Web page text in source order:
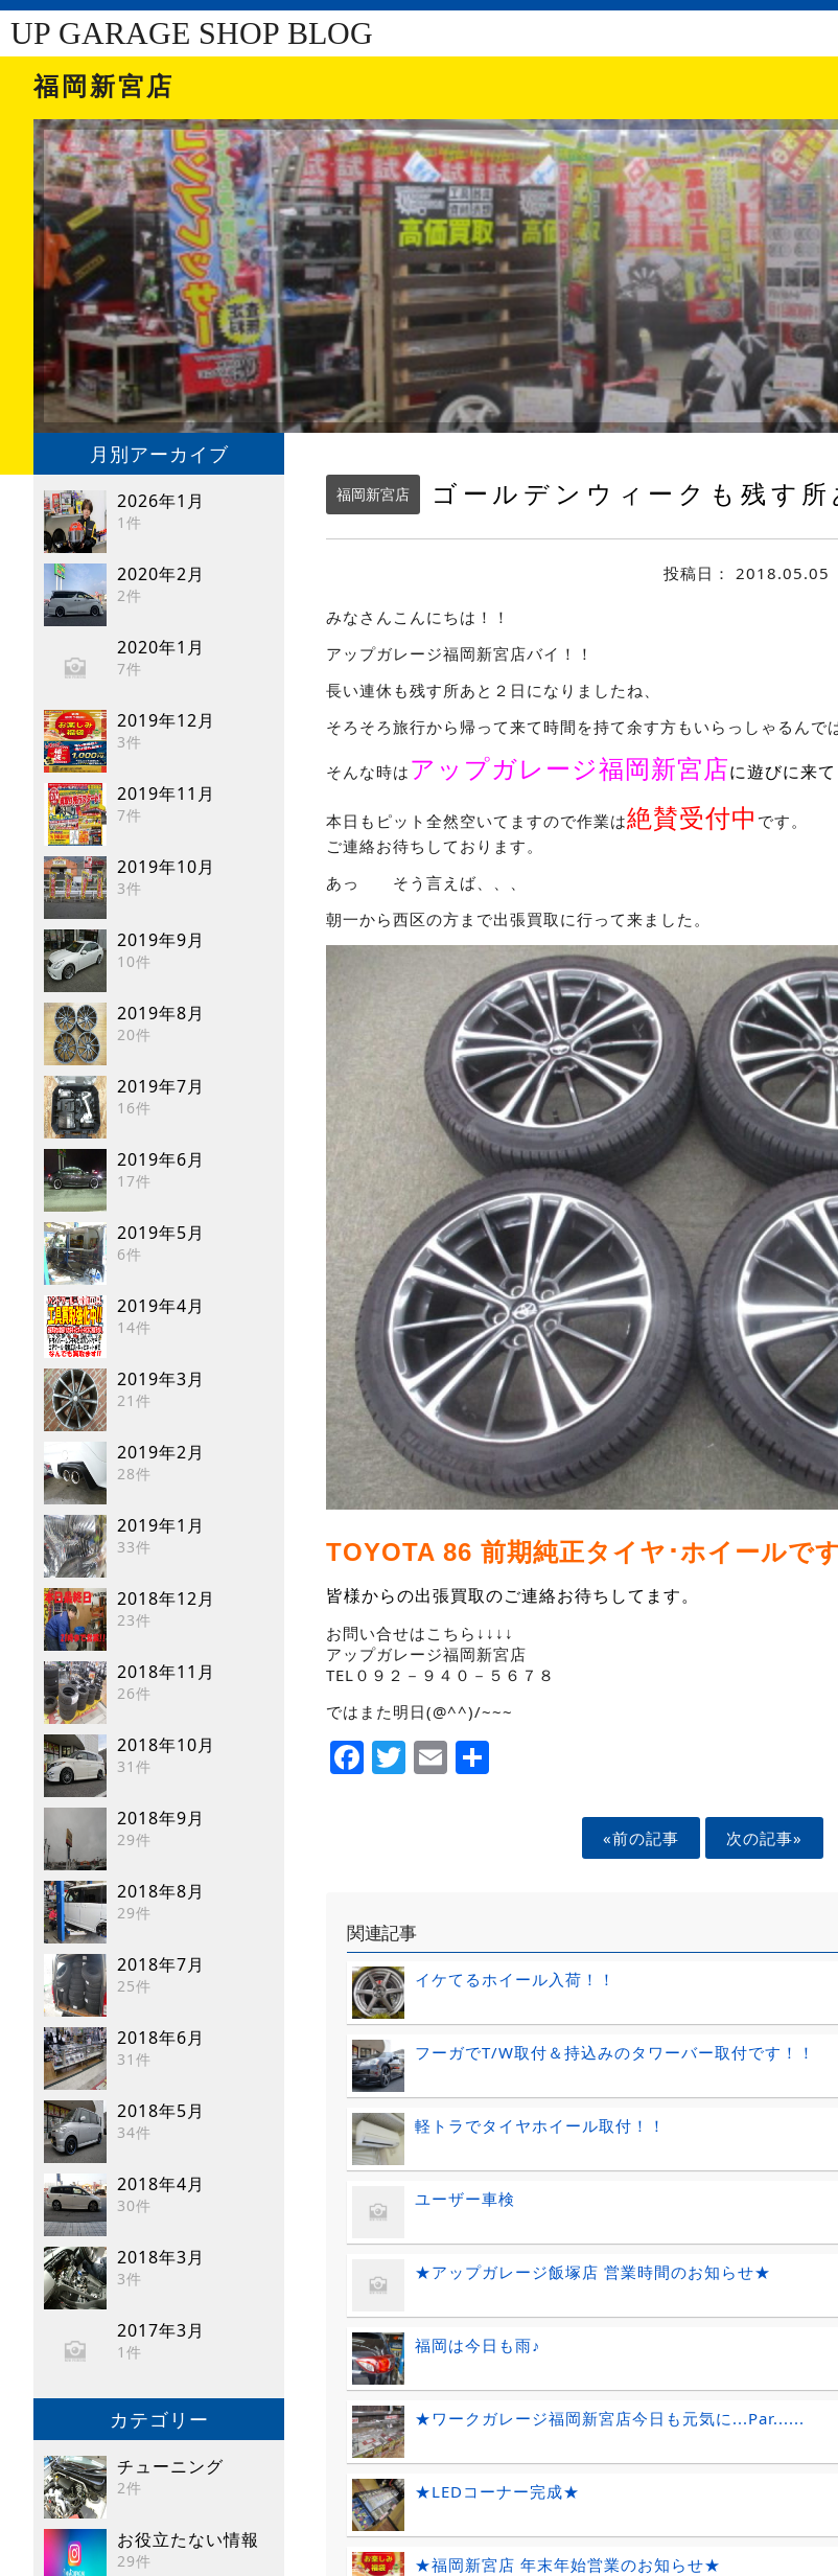
UP GARAGE SHOP BLOG
福岡新宮店
月別アーカイブ
2026年1月
1件
2020年2月
2件
2020年1月
7件
2019年12月
3件
2019年11月
7件
2019年10月
3件
2019年9月
10件
2019年8月
20件
2019年7月
16件
2019年6月
17件
2019年5月
6件
2019年4月
14件
2019年3月
21件
2019年2月
28件
2019年1月
33件
2018年12月
23件
2018年11月
26件
2018年10月
31件
2018年9月
29件
2018年8月
29件
2018年7月
25件
2018年6月
31件
2018年5月
34件
2018年4月
30件
2018年3月
3件
2017年3月
1件
カテゴリー
チューニング
2件
お役立たない情報
29件
福岡新宮店 ゴールデンウィークも残す所
投稿日： 2018.05.05
みなさんこんにちは！！
アップガレージ福岡新宮店バイ！！
長い連休も残す所あと２日になりましたね、
そろそろ旅行から帰って来て時間を持て余す方もいらっしゃるんで
そんな時は アップガレージ福岡新宮店に遊びに来て
本日もピット全然空いてますので作業は絶賛受付中 です。
ご連絡お待ちしております。
あっ そう言えば、、、
朝一から西区の方まで出張買取に行って来ました。
TOYOTA 86 前期純正タイヤ･ホイールです
皆様からの出張買取のご連絡お待ちしてます。
お問い合せはこちら↓↓↓↓
アップガレージ福岡新宮店
TEL０９２－９４０－５６７８
ではまた明日(@^^)/~~~
Facebook
Twitter
Email
«前の記事 次の記事»
関連記事
イケてるホイール入荷！！
フーガでT/W取付＆持込みのタワーバー取付です！！
軽トラでタイヤホイール取付！！
ユーザー車検
★アップガレージ飯塚店 営業時間のお知らせ★
福岡は今日も雨♪
★ワークガレージ福岡新宮店今日も元気に...Par......
★LEDコーナー完成★
★福岡新宮店 年末年始営業のお知らせ★